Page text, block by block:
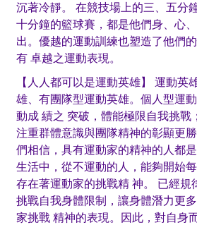
沉著冷靜。 在競技場上的三、五分
十分鐘的籃球賽，都是他們身、心
出。優越的運動訓練也塑造了他們
有 卓越之運動表現。
【人人都可以是運動英雄】 運動英
雄、有團隊型運動英雄。個人型運
動成 績之 突破，體能極限自我挑戰
注重群體意識與團隊精神的彰顯更
們相信，具有運動家的精神的人都
生活中，從不運動的人，能夠開始
存在著運動家的挑戰精 神。 已經規
挑戰自我身體限制，讓身體潛力更
家挑戰 精神的表現。因此，對自身